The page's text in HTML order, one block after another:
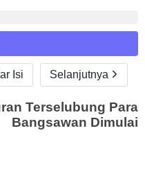
New Roman
Isi Selanjutnya
Terselubung Para
Bangsawan Dimulai